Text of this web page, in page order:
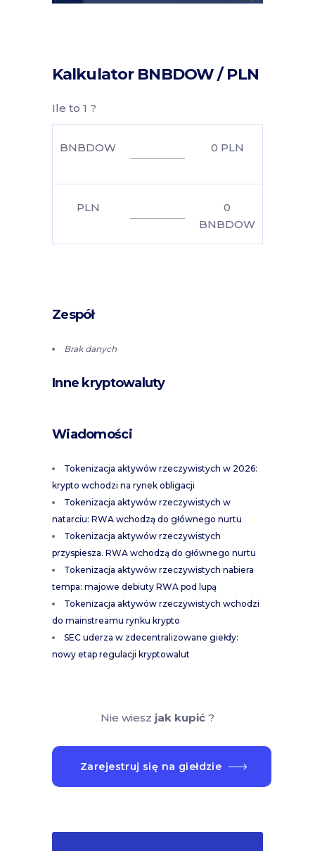
Kalkulator BNBDOW / PLN
Ile to 1 ?
BNBDOW 0 PLN
PLN
0
BNBDOW
Zespół
Brak danych
Inne kryptowaluty
Wiadomości
Tokenizacja aktywów rzeczywistych w 2026:
krypto wchodzi na rynek obligacji
Tokenizacja aktywów rzeczywistych w
natarciu: RWA wchodzą do głównego nurtu
Tokenizacja aktywów rzeczywistych
przyspiesza. RWA wchodzą do głównego nurtu
Tokenizacja aktywów rzeczywistych nabiera
tempa: majowe debiuty RWA pod lupą
Tokenizacja aktywów rzeczywistych wchodzi
do mainstreamu rynku krypto
SEC uderza w zdecentralizowane giełdy:
nowy etap regulacji kryptowalut
Nie wiesz jak kupić?
Zarejestruj się na giełdzie